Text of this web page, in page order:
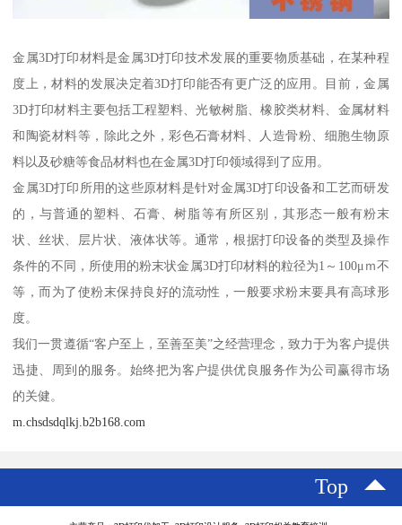
金属3D打印材料是金属3D打印技术发展的重要物质基础，在某种程
度上，材料的发展决定着3D打印能否有更广泛的应用。目前，金属
3D打印材料主要包括工程塑料、光敏树脂、橡胶类材料、金属材料
和陶瓷材料等，除此之外，彩色石膏材料、人造骨粉、细胞生物原
料以及砂糖等食品材料也在金属3D打印领域得到了应用。
金属3D打印所用的这些原材料是针对金属3D打印设备和工艺而研发
的，与普通的塑料、石膏、树脂等有所区别，其形态一般有粉末
状、丝状、层片状、液体状等。通常，根据打印设备的类型及操作
条件的不同，所使用的粉末状金属3D打印材料的粒径为1～100μｍ不
等，而为了使粉末保持良好的流动性，一般要求粉末要具有高球形
度。
我们一贯遵循“客户至上，至善至美”之经营理念，致力于为客户提供
迅捷、周到的服务。始终把为客户提供优良服务作为公司赢得市场
的关健。
m.chsdsdqlkj.b2b168.com
Top